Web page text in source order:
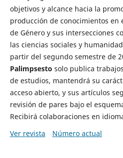
objetivos y alcance hacia la
producción de conocimientos en
de Género y sus intersecciones
las ciencias sociales y
partir del segundo semestre de
Palimpsesto solo publica
de estudios, mantendrá su
acceso abierto, y sus artículos
revisión de pares bajo el
Recibirá colaboraciones en
Ver revista
Número actual